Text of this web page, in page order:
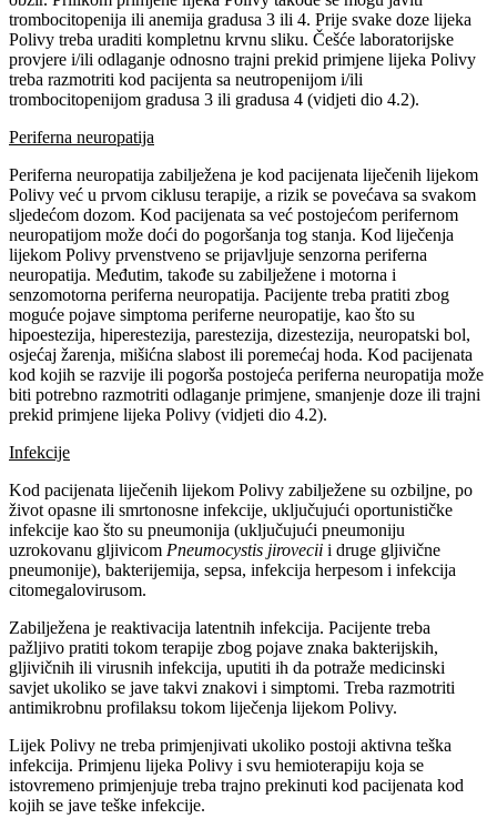
trombocitopenija ili anemija gradusa 3 ili 4. Prije svake doze lijeka
Polivy treba uraditi kompletnu krvnu sliku. Češće laboratorijske
provjere i/ili odlaganje odnosno trajni prekid primjene lijeka Polivy
treba razmotriti kod pacijenta sa neutropenijom i/ili
trombocitopenijom gradusa 3 ili gradusa 4 (vidjeti dio 4.2).
Periferna neuropatija
Periferna neuropatija zabilježena je kod pacijenata liječenih lijekom
Polivy već u prvom ciklusu terapije, a rizik se povećava sa svakom
sljedećom dozom. Kod pacijenata sa već postojećom perifernom
neuropatijom može doći do pogoršanja tog stanja. Kod liječenja
lijekom Polivy prvenstveno se prijavljuje senzorna periferna
neuropatija. Međutim, takođe su zabilježene i motorna i
senzomotorna periferna neuropatija. Pacijente treba pratiti zbog
moguće pojave simptoma periferne neuropatije, kao što su
hipoestezija, hiperestezija, parestezija, dizestezija, neuropatski bol,
osjećaj žarenja, mišićna slabost ili poremećaj hoda. Kod pacijenata
kod kojih se razvije ili pogorša postojeća periferna neuropatija može
biti potrebno razmotriti odlaganje primjene, smanjenje doze ili trajni
prekid primjene lijeka Polivy (vidjeti dio 4.2).
Infekcije
Kod pacijenata liječenih lijekom Polivy zabilježene su ozbiljne, po
život opasne ili smrtonosne infekcije, uključujući oportunističke
infekcije kao što su pneumonija (uključujući pneumoniju
uzrokovanu gljivicom Pneumocystis jirovecii i druge gljivične
pneumonije), bakterijemija, sepsa, infekcija herpesom i infekcija
citomegalovirusom.
Zabilježena je reaktivacija latentnih infekcija. Pacijente treba
pažljivo pratiti tokom terapije zbog pojave znaka bakterijskih,
gljivičnih ili virusnih infekcija, uputiti ih da potraže medicinski
savjet ukoliko se jave takvi znakovi i simptomi. Treba razmotriti
antimikrobnu profilaksu tokom liječenja lijekom Polivy.
Lijek Polivy ne treba primjenjivati ukoliko postoji aktivna teška
infekcija. Primjenu lijeka Polivy i svu hemioterapiju koja se
istovremeno primjenjuje treba trajno prekinuti kod pacijenata kod
kojih se jave teške infekcije.